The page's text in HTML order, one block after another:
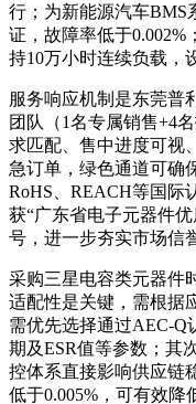
行；为新能源汽车BMS
证，故障率低于
持10万小时连续负载，
服务响应机制是东莞普
团队（1名专属销售+4
求匹配、售中进度可视
急订单，绿色通道可确
RoHS、REACH等国际
获“广东省电子元器件
号，进一步夯实市场信
采购三星电容类元器件
适配性是关键，需根据
需优先选择通过AEC-Q
期及ESR值等参数；其
控体系直接影响供应链
低于0.005%，可有效